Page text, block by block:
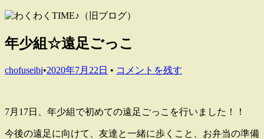
年少組☆遠足ごっこ
chofuseibi•2020年7月22日 • コメントを残す
7月17日、年少組で初めての遠足ごっこを行いました！！
今後の遠足に向けて、友達と一緒に歩くこと、お弁当の準備